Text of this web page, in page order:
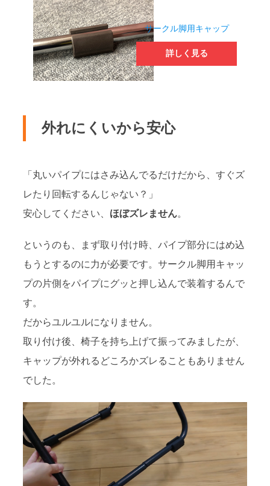
サークル脚用キャップ
詳しく見る
外れにくいから安心
「丸いパイプにはさみ込んでるだけだから、すぐズ
レたり回転するんじゃない？」
安心してください、 ほぼズレません。
というのも、まず取り付け時、パイプ部分にはめ込
もうとするのに力が必要です。サークル脚用キャッ
プの片側をパイプにグッと押し込んで装着するんで
す。
だからユルユルになりません。
取り付け後、椅子を持ち上げて振ってみましたが、
キャップが外れるどころかズレることもありません
でした。